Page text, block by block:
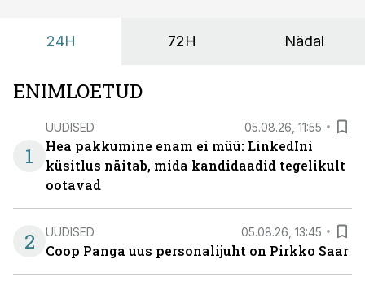
24H 72H Nädal
ENIMLOETUD
1
UUDISED 05.08.26, 11:55
Hea pakkumine enam ei müü: LinkedIni
küsitlus näitab, mida kandidaadid tegelikult
ootavad
2 UUDISED 05.08.26, 13:45
Coop Panga uus personalijuht on Pirkko Saar